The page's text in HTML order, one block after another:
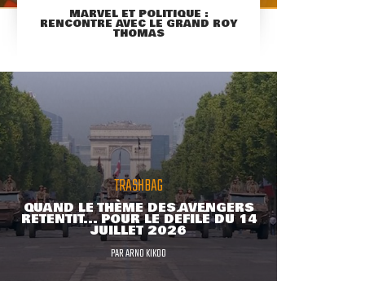
MARVEL ET POLITIQUE :
RENCONTRE AVEC LE GRAND ROY
THOMAS
TRASHBAG
QUAND LE THÈME DES AVENGERS
RETENTIT... POUR LE DÉFILÉ DU 14
JUILLET 2026
PARARNO KIKOO